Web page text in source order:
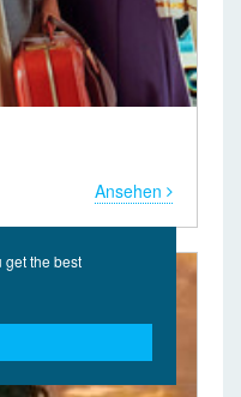
Ansehen
get the best